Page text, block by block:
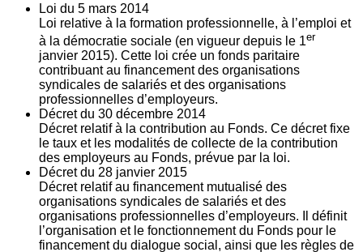
Loi du 5 mars 2014
Loi relative à la formation professionnelle, à l’emploi et
à la démocratie sociale (en vigueur depuis le 1er
janvier 2015). Cette loi crée un fonds paritaire
contribuant au financement des organisations
syndicales de salariés et des organisations
professionnelles d’employeurs.
Décret du 30 décembre 2014
Décret relatif à la contribution au Fonds. Ce décret fixe
le taux et les modalités de collecte de la contribution
des employeurs au Fonds, prévue par la loi.
Décret du 28 janvier 2015
Décret relatif au financement mutualisé des
organisations syndicales de salariés et des
organisations professionnelles d’employeurs. Il définit
l’organisation et le fonctionnement du Fonds pour le
financement du dialogue social, ainsi que les règles de